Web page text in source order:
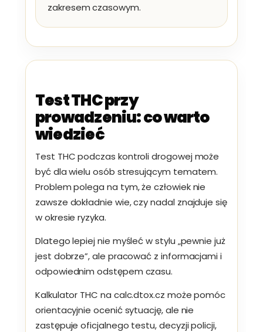
zakresem czasowym.
Test THC przy
prowadzeniu: co warto
wiedzieć
Test THC podczas kontroli drogowej może
być dla wielu osób stresującym tematem.
Problem polega na tym, że człowiek nie
zawsze dokładnie wie, czy nadal znajduje się
w okresie ryzyka.
Dlatego lepiej nie myśleć w stylu „pewnie już
jest dobrze”, ale pracować z informacjami i
odpowiednim odstępem czasu.
Kalkulator THC na calc.dtox.cz może pomóc
orientacyjnie ocenić sytuację, ale nie
zastępuje oficjalnego testu, decyzji policji,